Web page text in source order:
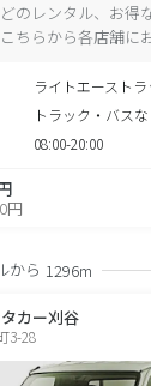
のレンタル、お得
ちらから各店舗に
ライトエースト
トラック・バス
08:00-20:00
円
から 1296m
カー刈谷
3-28